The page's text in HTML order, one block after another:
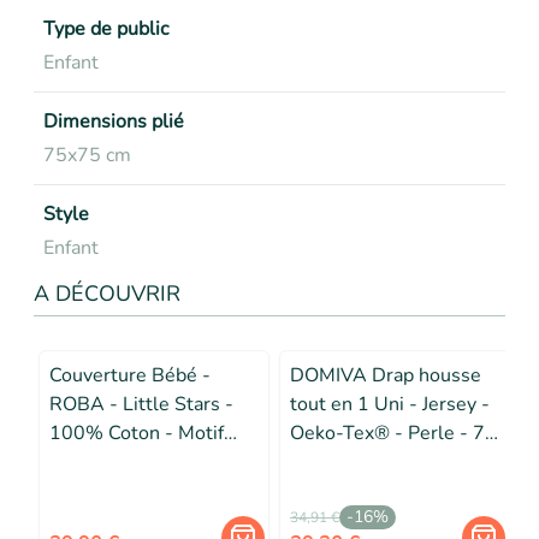
Type de public
Enfant
Dimensions plié
75x75 cm
Style
Enfant
A DÉCOUVRIR
Couverture Bébé -
ROBA - Little Stars -
100% Coton - Motif
DOMIVA Drap housse
tout en 1 Uni - Jersey -
Oeko-Tex® - Perle - 70
34,91 € -16%